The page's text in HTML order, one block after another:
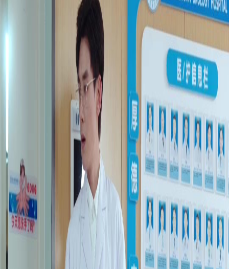
Buka Episode Ini
Semua Episode Rahasia Di Balik Perpisahan
Rahasia Di Balik Perpisahan Episode 60
2.2K
7.0K
Cinta Setelah Nikah
Konflik Keluarga Kaya
Cinta yang Kembali
Rahasia Di Balik Perpisahan
Ayah Selin dipenjara. Supaya gak bebani pacarnya, Handi, dia pun palsukan bukti
selingkuh dan putus dengannya. 6 tahun kemudian, ia besarkan anaknya yang sakit-sakitan
sendirian. Pada suatu hari, dia bertemu lagi sama Handi yang udah jadi konglomerat.
Karena masa lalu, Handi kira Selin itu cewek murahan dan dia terus mengoloknya. Ketika
semuanya terungkap, Handi merasa bersalah atas tindakannya.